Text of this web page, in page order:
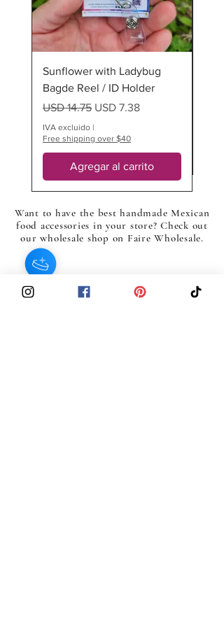
Sunflower with Ladybug
Bagde Reel / ID Holder
Precio
USD 14.75 Precio de oferta
USD 7.38
IVA excluido |
Free shipping over $40
Agregar al carrito
Want to have the best handmade Mexican
food accessories in your store? Check out
our wholesale shop on Faire Wholesale.